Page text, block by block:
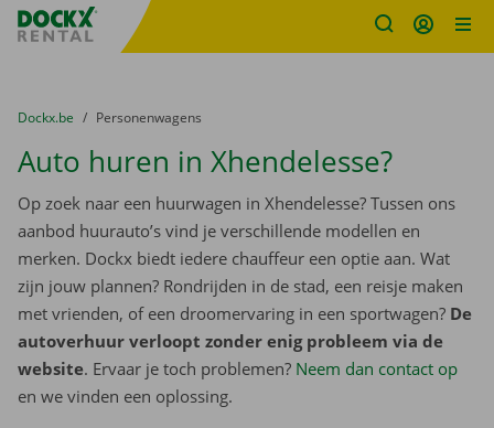
Fratello DEMO
U bevindt zich hier:
van
Dockx.be naar
Personenwagens
Auto huren in Xhendelesse?
Op zoek naar een huurwagen in Xhendelesse? Tussen ons
aanbod huurauto’s vind je verschillende modellen en
merken. Dockx biedt iedere chauffeur een optie aan. Wat
zijn jouw plannen? Rondrijden in de stad, een reisje maken
met vrienden, of een droomervaring in een sportwagen? De
autoverhuur verloopt zonder enig probleem via de
website. Ervaar je toch problemen? Neem dan contact op
en we vinden een oplossing.